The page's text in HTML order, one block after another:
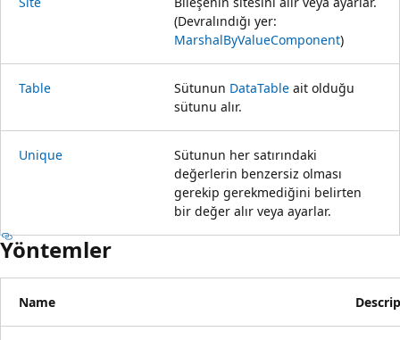
(Devralındığı yer:
MarshalByValueComponent)
Table Sütunun DataTable ait olduğu
sütunu alır.
Unique
Sütunun her satırındaki
değerlerin benzersiz olması
gerekip gerekmediğini belirten
bir değer alır veya ayarlar.
Yöntemler
Name